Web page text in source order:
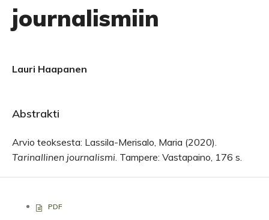
journalismiin
Lauri Haapanen
Abstrakti
Arvio teoksesta: Lassila-Merisalo, Maria (2020).
Tarinallinen journalismi. Tampere: Vastapaino, 176 s.
PDF